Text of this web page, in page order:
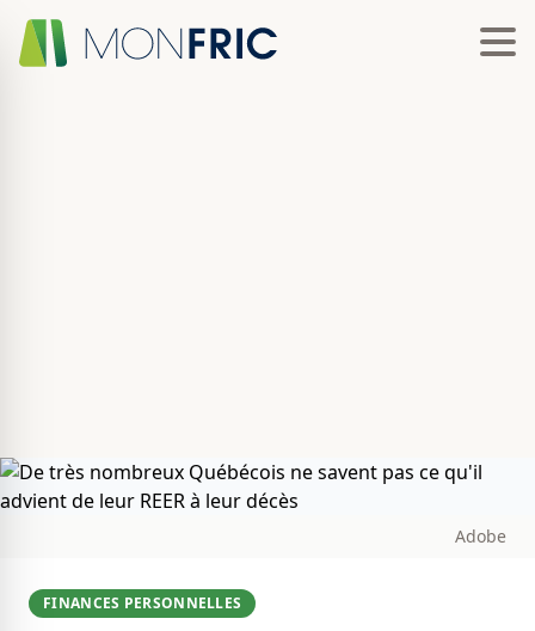
Adobe
FINANCES PERSONNELLES